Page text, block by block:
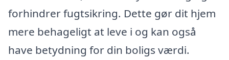
forhindrer fugtsikring. Dette gør dit hjem
mere behageligt at leve i og kan også
have betydning for din boligs værdi.